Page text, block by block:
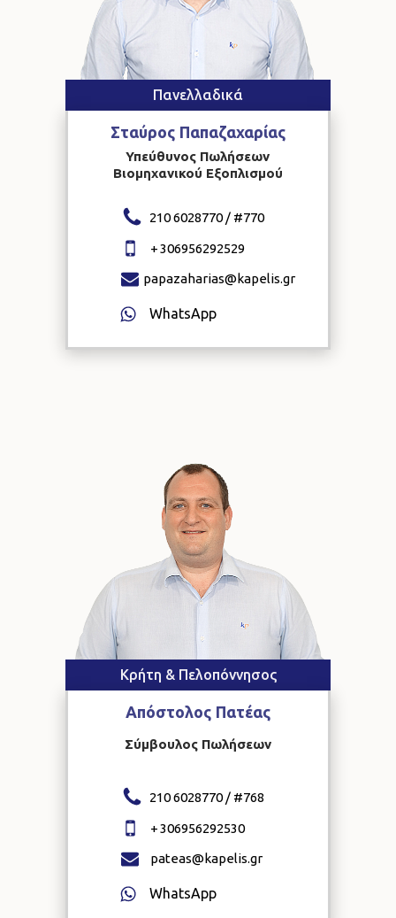
Πανελλαδικά
Σταύρος Παπαζαχαρίας
Υπεύθυνος Πωλήσεων
Βιομηχανικού Εξοπλισμού
210 6028770 / #770
+306956292529
papazaharias@kapelis.gr
WhatsApp
Κρήτη & Πελοπόννησος
Απόστολος Πατέας
Σύμβουλος Πωλήσεων
210 6028770 / #768
+306956292530
pateas@kapelis.gr
WhatsApp